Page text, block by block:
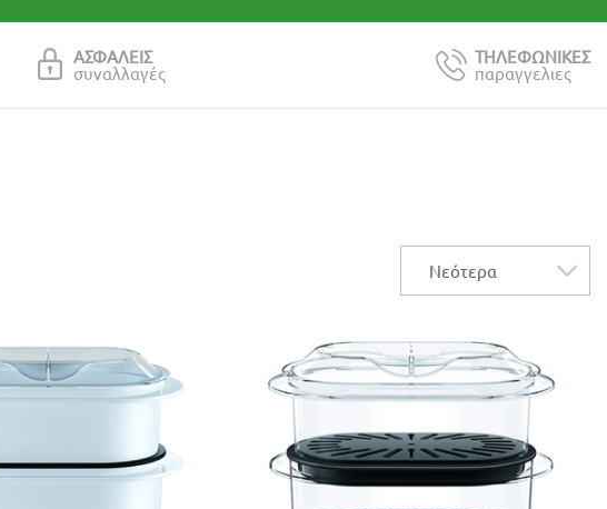
ΑΣΦΑΛΕΙΣ
συναλλαγές
ΤΗΛΕΦΩΝΙΚΕΣ
παραγγελιες